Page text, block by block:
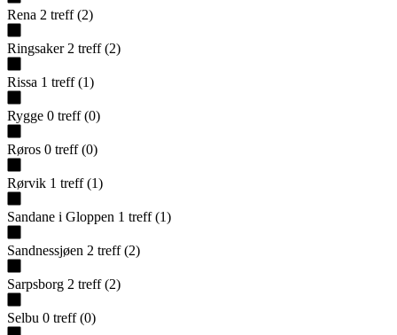
Rena 2 treff (2)
Ringsaker 2 treff (2)
Rissa 1 treff (1)
Rygge 0 treff (0)
Røros 0 treff (0)
Rørvik 1 treff (1)
Sandane i Gloppen 1 treff (1)
Sandnessjøen 2 treff (2)
Sarpsborg 2 treff (2)
Selbu 0 treff (0)